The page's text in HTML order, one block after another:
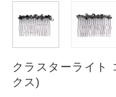
クラスターライト
クス)